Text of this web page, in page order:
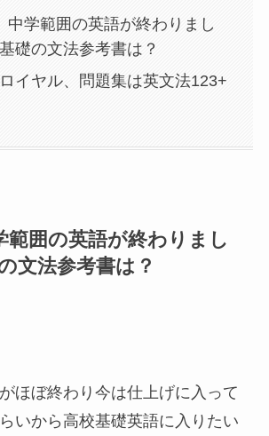
中学範囲の英語が終わりまし
礎の文法参考書は？
イヤル、問題集は英文法123+
範囲の英語が終わりまし
文法参考書は？
ほぼ終わり今は仕上げに入って
いから高校基礎英語に入りたい